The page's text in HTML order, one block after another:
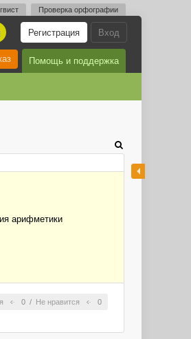
Проверка орфографии
Вход
Регистрация
Помощь и поддержка
арифметики
0 / Не нравится 0